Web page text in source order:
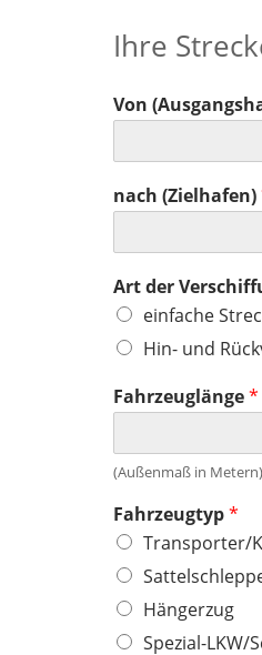
Ihre
Von
nach (Zielhafen)
Art der
einfache
Hin- und
Fahrzeuglänge*
(Außenmaß in Metern)
Fahrzeugtyp*
Transporter/
Hängerzug
Spezial-LKW/